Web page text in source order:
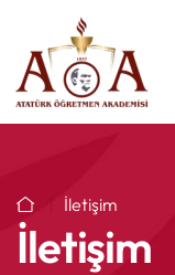
İletişim
İletişim